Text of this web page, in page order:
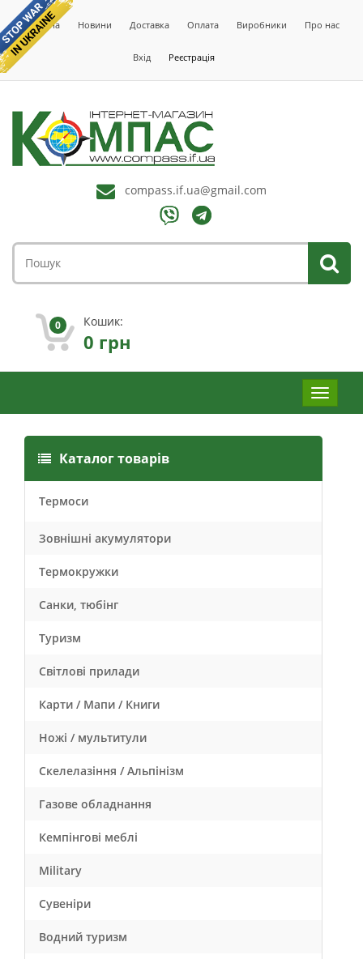
Головна Новини Доставка Оплата Виробники Про нас
Вхід Реєстрація
compass.if.ua@gmail.com
0 Кошик:
0 грн
Меню
Каталог товарів
Термоси
Зовнішні акумулятори
Термокружки
Санки, тюбінг
Туризм
Світлові прилади
Карти / Мапи / Книги
Ножі / мультитули
Скелелазіння / Альпінізм
Газове обладнання
Кемпінгові меблі
Military
Сувеніри
Водний туризм